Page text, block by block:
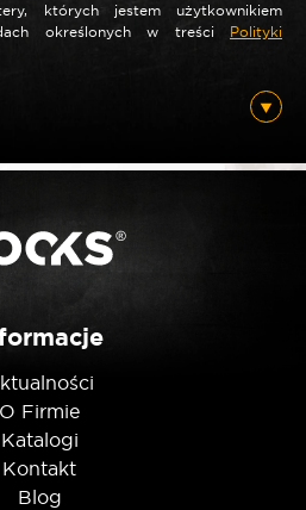
których jestem użytkownikiem
określonych w treści Polityki
O Firmie
Katalogi
Kontakt
Blog